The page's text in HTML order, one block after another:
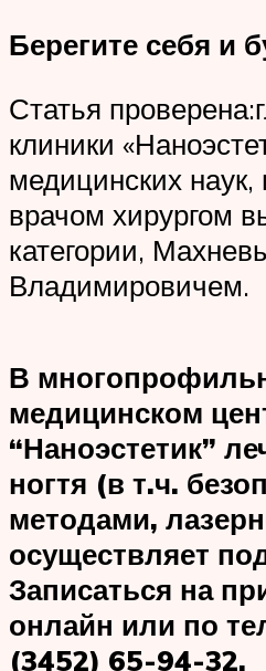
Берегите себя и
Статья
клиники
медицинских
врачом хирургом
категории,
Владимировичем.
В
медицинском
“Наноэстетик”
ногтя (в т.ч.
методами,
осуществляет
Записаться на
онлайн или по
(3452) 65-94-32.